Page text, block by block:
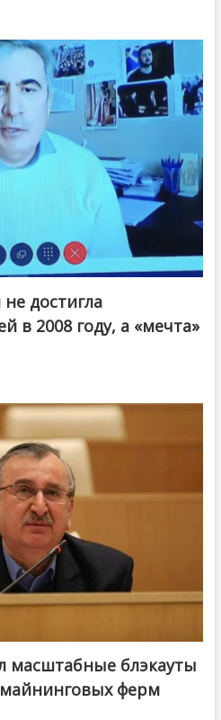
достигла
в 2008 году, а «мечта»
масштабные блэкауты
ферм